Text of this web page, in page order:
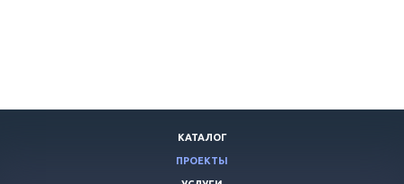
КАТАЛОГ
ПРОЕКТЫ